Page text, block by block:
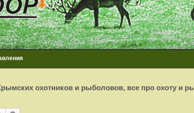
охотников и рыболовов, все про охоту и